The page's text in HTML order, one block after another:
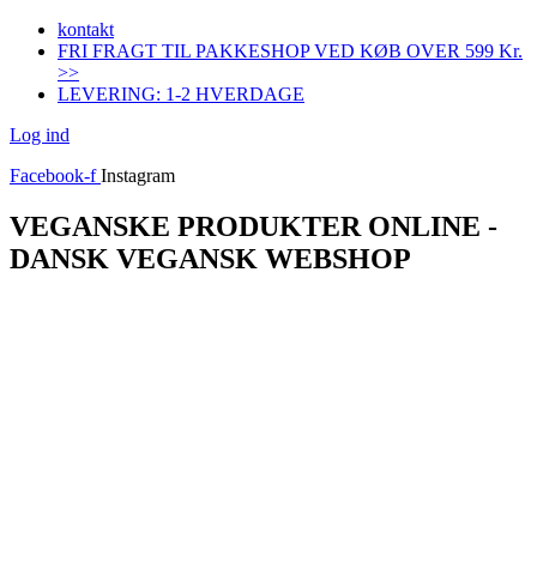
Videre
indhold
kontakt
FRI FRAGT TIL PAKKESHOP VED KØB OVER 599 Kr.
>>
LEVERING: 1-2 HVERDAGE
Log ind
Facebook-f Instagram
VEGANSKE PRODUKTER ONLINE -
DANSK VEGANSK WEBSHOP